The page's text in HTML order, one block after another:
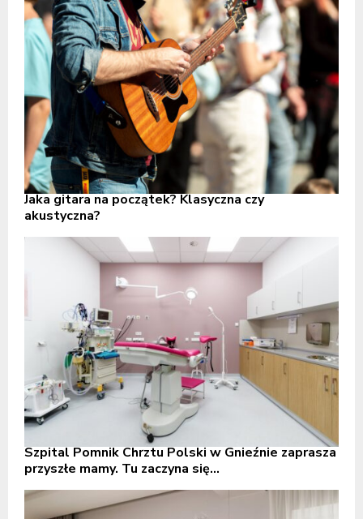
Jaka gitara na początek? Klasyczna czy
akustyczna?
Szpital Pomnik Chrztu Polski w Gnieźnie zaprasza
przyszłe mamy. Tu zaczyna się...